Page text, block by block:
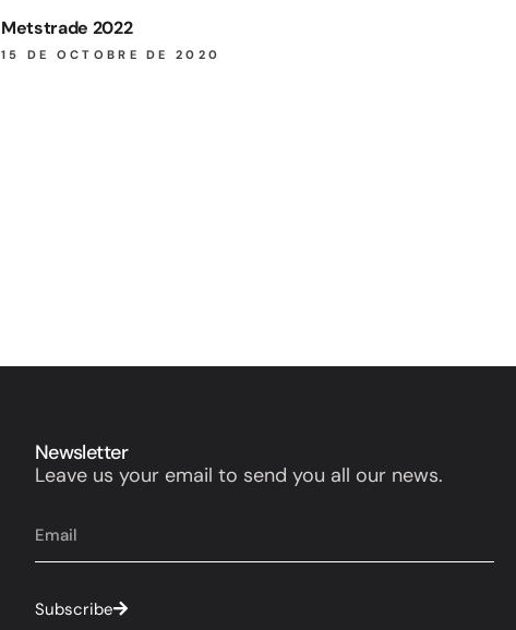
Metstrade 2022
15 DE OCTOBRE DE 2020
Newsletter
Leave us your email to send you all our news.
Subscribe